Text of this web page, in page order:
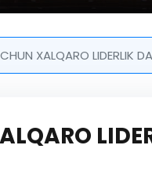
XALQARO LIDERLIK